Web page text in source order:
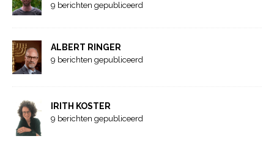
9 berichten gepubliceerd
ALBERT RINGER
9 berichten gepubliceerd
IRITH KOSTER
9 berichten gepubliceerd